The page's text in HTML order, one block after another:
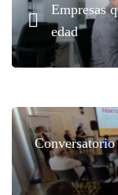
Empresas
edad